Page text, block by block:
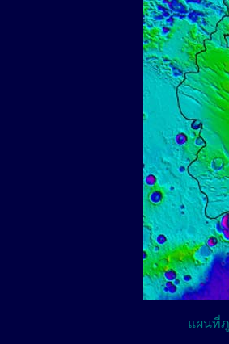
แผนที่